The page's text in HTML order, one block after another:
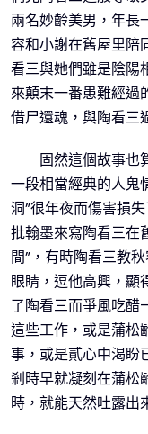
兩名妙齡美男，年長
容和小謝在舊屋里陪
看三與她們雖是陰陽
來顛末一番患難經過
借尸還魂，與陶看三
固然這個故事也
一段相當經典的人鬼
洞”很年夜而傷害損
批翰墨來寫陶看三在
間”，有時陶看三教
眼睛，逗他高興，顯
了陶看三而爭風吃
這些工作，或是蒲松
事，或是貳心中渴盼
剎時早就凝刻在蒲松
時，就能天然吐露出